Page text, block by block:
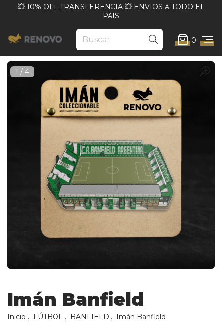
💥 10% OFF TRANSFERENCIA 💥 ENVIOS A TODO EL
PAIS
0
Imán Banfield
Inicio . FÚTBOL . BANFIELD . Imán Banfield
1 / 4